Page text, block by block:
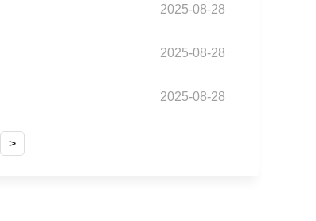
2025-08-28
2025-08-28
2025-08-28
>